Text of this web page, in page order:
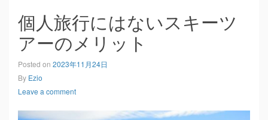
個人旅行にはないスキーツ
アーのメリット
Posted on 2023年11月24日
By Ezio
Leave a comment